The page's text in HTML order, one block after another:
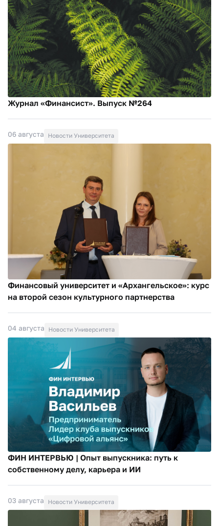
Журнал «Финансист». Выпуск №264
06 августа Новости Университета
Финансовый университет и «Архангельское»: курс
на второй сезон культурного партнерства
04 августа Новости Университета
ФИН ИНТЕРВЬЮ | Опыт выпускника: путь к
собственному делу, карьера и ИИ
03 августа Новости Университета